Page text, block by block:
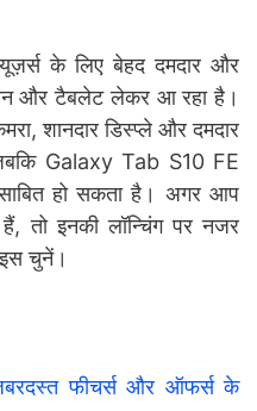
के लिए बेहद दमदार और
और टैबलेट लेकर आ रहा है।
शानदार डिस्प्ले और दमदार
Galaxy Tab S10 FE
हो सकता है। अगर आप
तो इनकी लॉन्चिंग पर नजर
चुनें।
फीचर्स और ऑफर्स के